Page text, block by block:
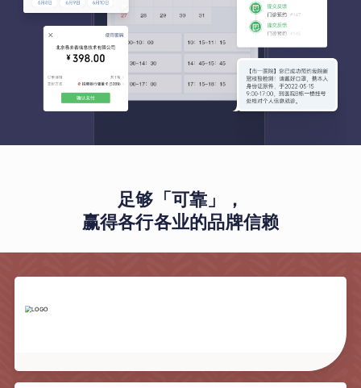
足够「可靠」，
赢得各行各业的品牌信赖